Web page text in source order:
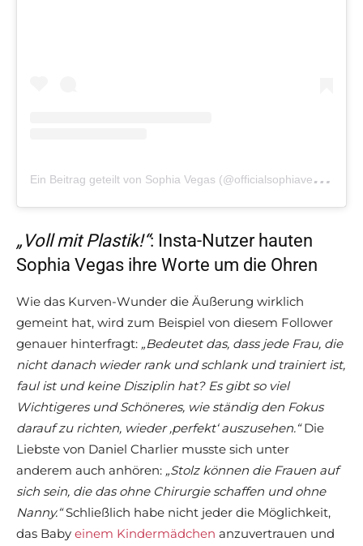
E
in Beitrag geteilt von Sophia Vegas (@officialsophiavegas)
„Voll mit Plastik!“: Insta-Nutzer hauten
Sophia Vegas ihre Worte um die Ohren
Wie das Kurven-Wunder die Äußerung wirklich
gemeint hat, wird zum Beispiel von diesem Follower
genauer hinterfragt: „Bedeutet das, dass jede Frau, die
nicht danach wieder rank und schlank und trainiert ist,
faul ist und keine Disziplin hat? Es gibt so viel
Wichtigeres und Schöneres, wie ständig den Fokus
darauf zu richten, wieder ‚perfekt‘ auszusehen.“Die
Liebste von Daniel Charlier musste sich unter
anderem auch anhören: „Stolz können die Frauen auf
sich sein, die das ohne Chirurgie schaffen und ohne
Nanny.“Schließlich habe nicht jeder die Möglichkeit,
das Baby einem Kindermädchen anzuvertrauen und